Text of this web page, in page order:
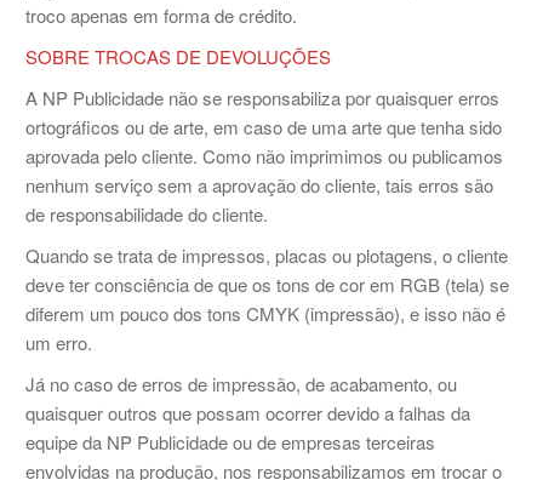
troco apenas em forma de crédito.
SOBRE TROCAS DE DEVOLUÇÕES
A NP Publicidade não se responsabiliza por quaisquer erros
ortográficos ou de arte, em caso de uma arte que tenha sido
aprovada pelo cliente. Como não imprimimos ou publicamos
nenhum serviço sem a aprovação do cliente, tais erros são
de responsabilidade do cliente.
Quando se trata de impressos, placas ou plotagens, o cliente
deve ter consciência de que os tons de cor em RGB (tela) se
diferem um pouco dos tons CMYK (impressão), e isso não é
um erro.
Já no caso de erros de impressão, de acabamento, ou
quaisquer outros que possam ocorrer devido a falhas da
equipe da NP Publicidade ou de empresas terceiras
envolvidas na produção, nos responsabilizamos em trocar o